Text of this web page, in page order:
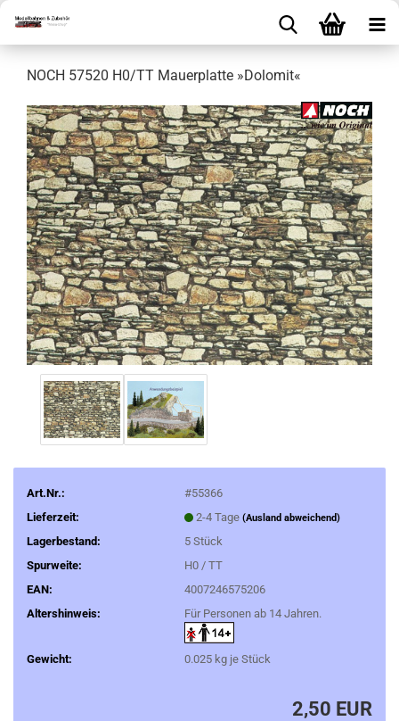
NOCH 57520 H0/TT Mauerplatte »Dolomit«
Art.Nr.:
#55366
Lieferzeit:
2-4 Tage (Ausland abweichend)
Lagerbestand: 5 Stück
Spurweite:
H0 / TT
EAN:
4007246575206
Altershinweis:
Für Personen ab 14 Jahren.
Gewicht: 0.025kg je Stück
2,50 EUR